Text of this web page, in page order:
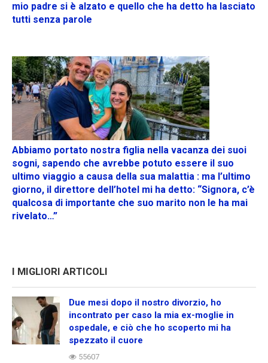
mio padre si è alzato e quello che ha detto ha lasciato
tutti senza parole
Abbiamo portato nostra figlia nella vacanza dei suoi
sogni, sapendo che avrebbe potuto essere il suo
ultimo viaggio a causa della sua malattia : ma l’ultimo
giorno, il direttore dell’hotel mi ha detto: “Signora, c’è
qualcosa di importante che suo marito non le ha mai
rivelato…”
I MIGLIORI ARTICOLI
Due mesi dopo il nostro divorzio, ho
incontrato per caso la mia ex-moglie in
ospedale, e ciò che ho scoperto mi ha
spezzato il cuore
55607